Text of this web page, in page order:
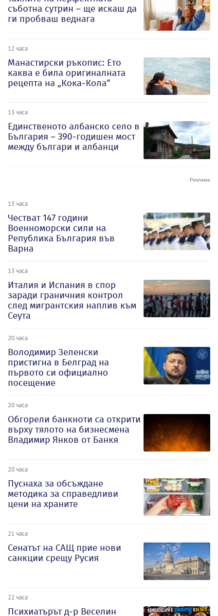
съботна сутрин – ще искаш да
ги пробваш веднага
12 часа
Манастирски ръкопис: Ето
каква е била оригиналната
рецепта на „Кока-Кола“
13 часа
Единственото албанско село в
България – 390-годишен мост
между българи и албанци
13 часа
Честват 147 години
Военноморски сили на
Република България във
Варна
13 часа
Италия и Испания в спор
заради граничния контрол
след мигрантския наплив към
Сеута
20 часа
Володимир Зеленски
пристигна в Белград на
първото си официално
посещение
20 часа
Обгорели банкноти са открити
върху тялото на бизнесмена
Владимир Янков от Банкя
20 часа
Пуснаха за обсъждане
методика за справедливи
цени на храните
21 часа
Сенатът на САЩ прие нови
санкции срещу Русия
22 часа
Психиатърът д-р Веселин